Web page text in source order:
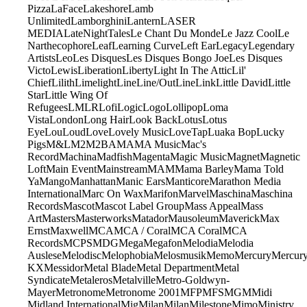
PizzaLaFaceLakeshoreLamb
UnlimitedLamborghiniLanternLASER
MEDIALateNightTalesLe Chant Du MondeLe Jazz CoolLe
NarthecophoreLeafLearning CurveLeft EarLegacyLegendary
ArtistsLeoLes DisquesLes Disques Bongo JoeLes Disques
VictoLewisLiberationLibertyLight In The AtticLil'
ChiefLilithLimelightLineLine/OutLineLinkLittle DavidLittle
StarLittle Wing Of
RefugeesLMLRLofiLogicLogoLollipopLoma
VistaLondonLong HairLook BackLotusLotus
EyeLouLoudLoveLovely MusicLoveTapLuaka BopLucky
PigsM&LM2M2BAMAMA MusicMac's
RecordMachinaMadfishMagentaMagic MusicMagnetMagnetic
LoftMain EventMainstreamMAMMama BarleyMama Told
YaMangoManhattanManic EarsManticoreMarathon Media
InternationalMarc On WaxMarifonMarvelMaschinaMaschina
RecordsMascotMascot Label GroupMass AppealMass
ArtMastersMasterworksMatadorMausoleumMaverickMax
ErnstMaxwellMCAMCA / CoralMCA CoralMCA
RecordsMCPSMDGMegaMegafonMelodiaMelodia
AusleseMelodiscMelophobiaMelosmusikMemoMercury
KXMessidorMetal BladeMetal DepartmentMetal
SyndicateMetalerosMetalvilleMetro-Goldwyn-
MayerMetronomeMetronome 2001MFPMFSMGMMidi